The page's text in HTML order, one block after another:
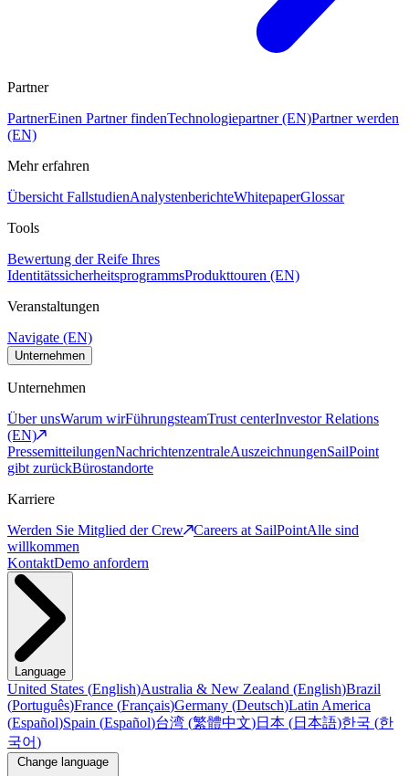
Partner
PartnerEinen Partner findenTechnologiepartner (EN)Partner werden
(EN)
Mehr erfahren
Übersicht FallstudienAnalystenberichteWhitepaperGlossar
Tools
Bewertung der Reife Ihres
IdentitätssicherheitsprogrammsProdukttouren (EN)
Veranstaltungen
Navigate (EN)
Unternehmen
Unternehmen
Über unsWarum wirFührungsteamTrust centerInvestor Relations
(EN)
PressemitteilungenNachrichtenzentraleAuszeichnungenSailPoint
gibt zurückBürostandorte
Karriere
Werden Sie Mitglied der Crew
Careers at SailPointAlle sind
willkommen
KontaktDemo anfordern
Language
United States (English)Australia & New Zealand (English)Brazil
(Português)France (Français)Germany (Deutsch)Latin America
(Español)Spain (Español)台湾 (繁體中文)日本 (日本語)한국 (한
국어)
Change language